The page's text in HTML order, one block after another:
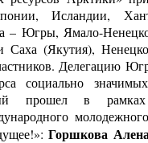
Исландии,
– Югры, Ямало-
Саха (Якутия),
Делегацию
социально
прошел в
Горшкова